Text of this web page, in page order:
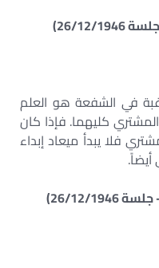
في الشفعة هو العلم
كليهما. فإذا كان
فلا يبدأ ميعاد إبداء